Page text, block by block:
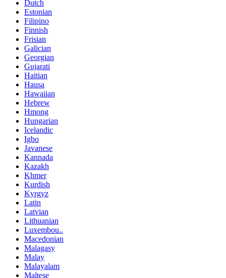
Dutch
Estonian
Filipino
Finnish
Frisian
Galician
Georgian
Gujarati
Haitian
Hausa
Hawaiian
Hebrew
Hmong
Hungarian
Icelandic
Igbo
Javanese
Kannada
Kazakh
Khmer
Kurdish
Kyrgyz
Latin
Latvian
Lithuanian
Luxembou..
Macedonian
Malagasy
Malay
Malayalam
Maltese